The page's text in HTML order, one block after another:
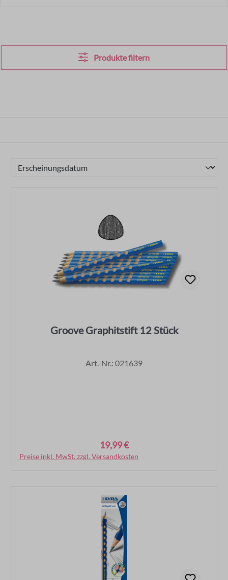
Produkte filtern
Groove Graphitstift 12 Stück
Art.-Nr.: 021639
19,99 €
Preise inkl. MwSt. zzgl. Versandkosten
In den Warenkorb